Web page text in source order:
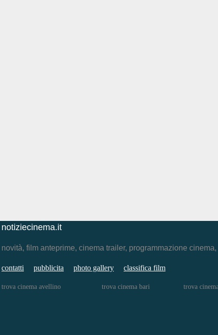
notiziecinema.it
novità, film anteprime, cinema trailer, programmazione
contatti pubblicita photo gallery classifica film
trova cinema avellino trova cinema bari trova